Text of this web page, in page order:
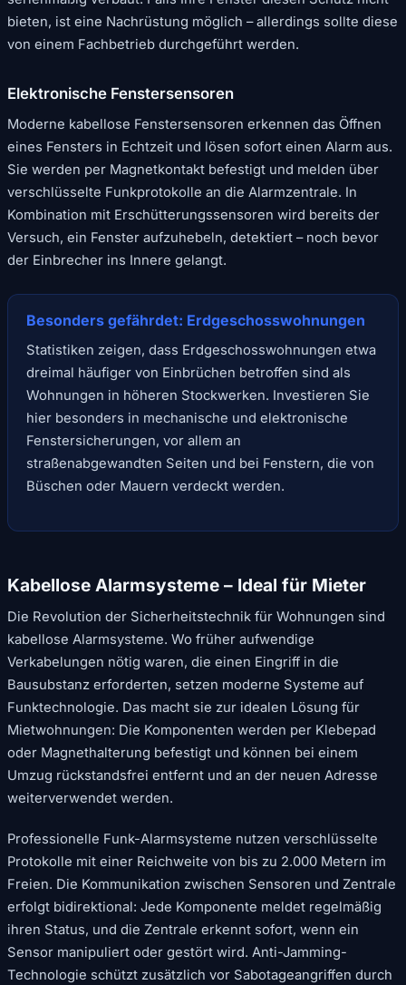
bieten, ist eine Nachrüstung möglich – allerdings sollte diese
von einem Fachbetrieb durchgeführt werden.
Elektronische Fenstersensoren
Moderne kabellose Fenstersensoren erkennen das Öffnen
eines Fensters in Echtzeit und lösen sofort einen Alarm aus.
Sie werden per Magnetkontakt befestigt und melden über
verschlüsselte Funkprotokolle an die Alarmzentrale. In
Kombination mit Erschütterungssensoren wird bereits der
Versuch, ein Fenster aufzuhebeln, detektiert – noch bevor
der Einbrecher ins Innere gelangt.
Besonders gefährdet: Erdgeschosswohnungen
Statistiken zeigen, dass Erdgeschosswohnungen etwa
dreimal häufiger von Einbrüchen betroffen sind als
Wohnungen in höheren Stockwerken. Investieren Sie
hier besonders in mechanische und elektronische
Fenstersicherungen, vor allem an
straßenabgewandten Seiten und bei Fenstern, die von
Büschen oder Mauern verdeckt werden.
Kabellose Alarmsysteme – Ideal für Mieter
Die Revolution der Sicherheitstechnik für Wohnungen sind
kabellose Alarmsysteme. Wo früher aufwendige
Verkabelungen nötig waren, die einen Eingriff in die
Bausubstanz erforderten, setzen moderne Systeme auf
Funktechnologie. Das macht sie zur idealen Lösung für
Mietwohnungen: Die Komponenten werden per Klebepad
oder Magnethalterung befestigt und können bei einem
Umzug rückstandsfrei entfernt und an der neuen Adresse
weiterverwendet werden.
Professionelle Funk-Alarmsysteme nutzen verschlüsselte
Protokolle mit einer Reichweite von bis zu 2.000 Metern im
Freien. Die Kommunikation zwischen Sensoren und Zentrale
erfolgt bidirektional: Jede Komponente meldet regelmäßig
ihren Status, und die Zentrale erkennt sofort, wenn ein
Sensor manipuliert oder gestört wird. Anti-Jamming-
Technologie schützt zusätzlich vor Sabotageangriffen durch